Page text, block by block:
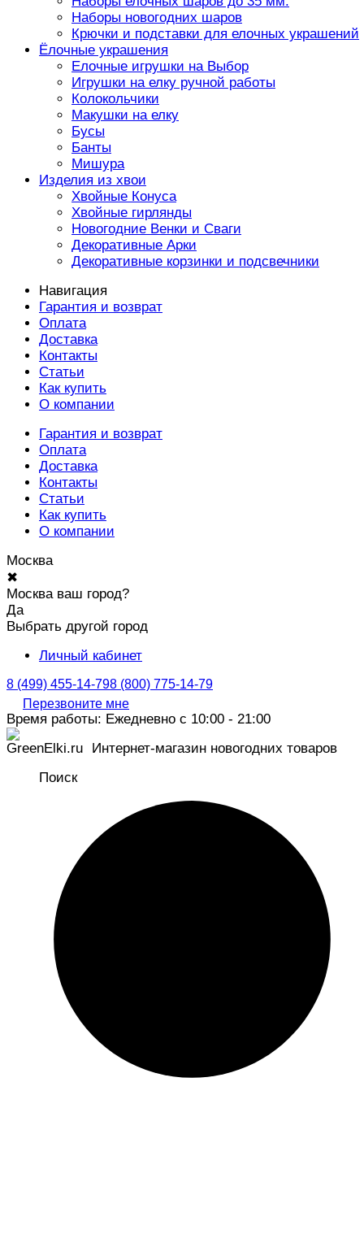
Наборы новогодних шаров
Крючки и подставки для елочных украшений
Ёлочные украшения
Елочные игрушки на Выбор
Игрушки на елку ручной работы
Колокольчики
Макушки на елку
Бусы
Банты
Мишура
Изделия из хвои
Хвойные Конуса
Хвойные гирлянды
Новогодние Венки и Сваги
Декоративные Арки
Декоративные корзинки и подсвечники
Навигация
Гарантия и возврат
Оплата
Доставка
Контакты
Статьи
Как купить
О компании
Гарантия и возврат
Оплата
Доставка
Контакты
Статьи
Как купить
О компании
Москва
✖
Москва ваш город?
Да
Выбрать другой город
Личный кабинет
8 (499) 455-14-798 (800) 775-14-79
Перезвоните мне
Время работы: Ежедневно с 10:00 - 21:00
Интернет-магазин новогодних товаров
Поиск